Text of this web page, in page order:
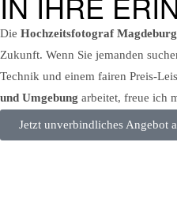
Die Hochzeitsfotograf
Zukunft. Wenn Sie jemanden
Technik und einem fairen Preis-
und Umgebung arbeitet, freue ich
Jetzt unverbindliches Angebot